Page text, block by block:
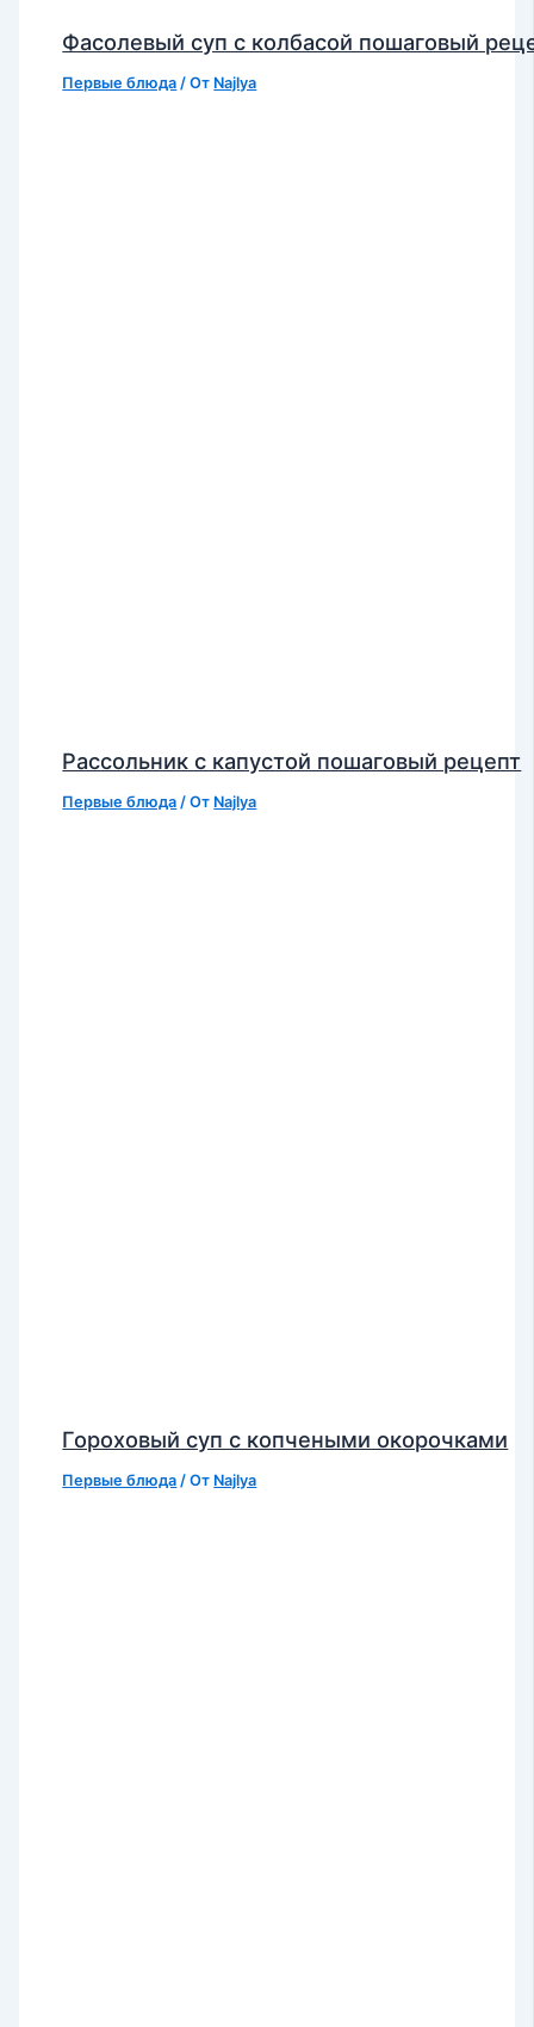
Фасолевый суп с колбасой пошаговый
Первые блюда / От Najlya
Рассольник с капустой пошаговый рецепт
Первые блюда / От Najlya
Гороховый суп с копчеными окорочками
Первые блюда / От Najlya